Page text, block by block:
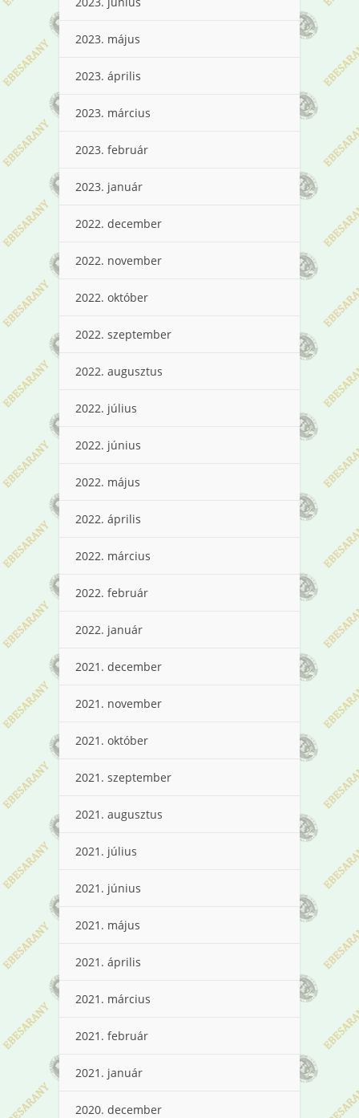
2023. május
2023. április
2023. március
2023. február
2023. január
2022. december
2022. november
2022. október
2022. szeptember
2022. augusztus
2022. július
2022. június
2022. május
2022. április
2022. március
2022. február
2022. január
2021. december
2021. november
2021. október
2021. szeptember
2021. augusztus
2021. július
2021. június
2021. május
2021. április
2021. március
2021. február
2021. január
2020. december